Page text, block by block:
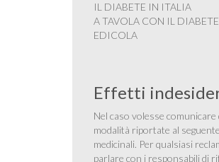
IL DIABETE IN ITALIA
A TAVOLA CON IL DIABETE
EDICOLA
Effetti
Nel caso volesse
modalità riportate al
medicinali. Per qualsiasi
parlare con i responsabili di